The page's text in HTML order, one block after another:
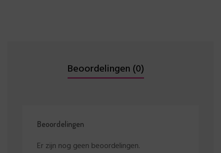
Beoordelingen (0)
Beoordelingen
Er zijn nog geen beoordelingen.